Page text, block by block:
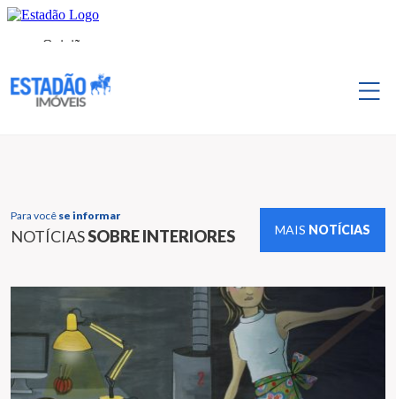
Para você se informar
NOTÍCIASSOBRE INTERIORES MAIS NOTÍCIAS